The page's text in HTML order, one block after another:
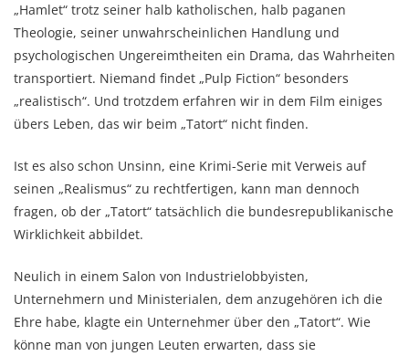
„Hamlet“ trotz seiner halb katholischen, halb paganen
Theologie, seiner unwahrscheinlichen Handlung und
psychologischen Ungereimtheiten ein Drama, das Wahrheiten
transportiert. Niemand findet „Pulp Fiction“ besonders
„realistisch“. Und trotzdem erfahren wir in dem Film einiges
übers Leben, das wir beim „Tatort“ nicht finden.
Ist es also schon Unsinn, eine Krimi-Serie mit Verweis auf
seinen „Realismus“ zu rechtfertigen, kann man dennoch
fragen, ob der „Tatort“ tatsächlich die bundesrepublikanische
Wirklichkeit abbildet.
Neulich in einem Salon von Industrielobbyisten,
Unternehmern und Ministerialen, dem anzugehören ich die
Ehre habe, klagte ein Unternehmer über den „Tatort“. Wie
könne man von jungen Leuten erwarten, dass sie